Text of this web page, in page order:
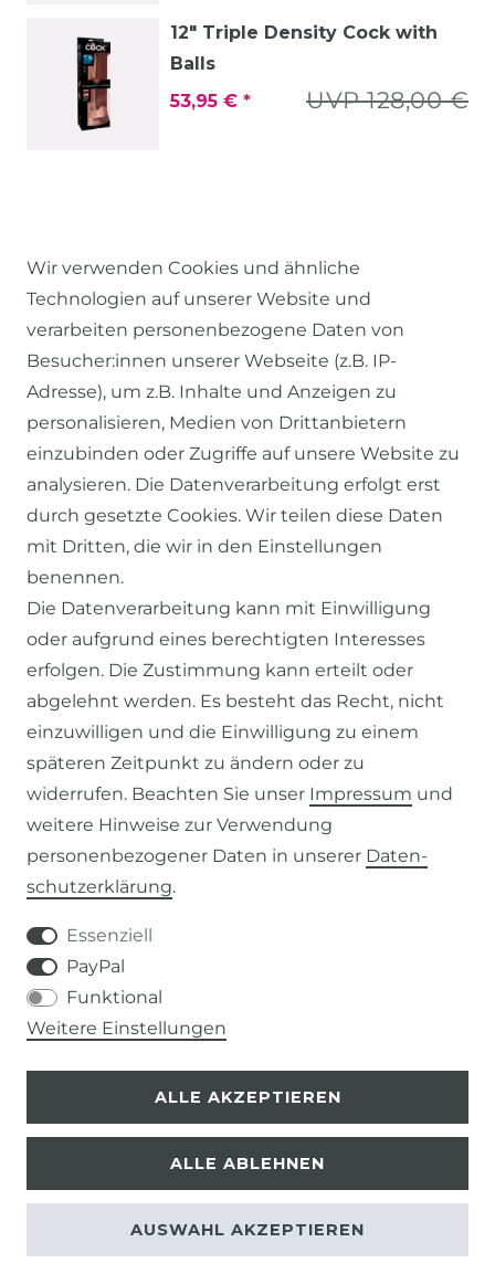
12" Triple Density Cock with
Balls
UVP 128,00 €
53,95 € *
RECHTLICHES
AGB
WIDERRUFSRECHT
DATENSCHUTZERKLÄRUNG
IMPRESSUM
SERVICE
ZAHLUNG & VERSAND
KONTAKT
VERTRAG WIDERRUFEN
KONTAKT
+49 (0) 9453 / 302130
info@despre.de
© 2026 Despre| Design by neoprisma
Gem. §19 UStG wird die Mehrwertsteuer in der Rechnung
nicht ausgewiesen.
Wir verwenden Cookies und ähnliche
Technologien auf unserer Website und
verarbeiten personenbezogene Daten von
Besucher:innen unserer Webseite (z.B. IP-
Adresse), um z.B. Inhalte und Anzeigen zu
personalisieren, Medien von Drittanbietern
einzubinden oder Zugriffe auf unsere Website zu
analysieren. Die Datenverarbeitung erfolgt erst
durch gesetzte Cookies. Wir teilen diese Daten
mit Dritten, die wir in den Einstellungen
benennen.
Die Datenverarbeitung kann mit Einwilligung
oder aufgrund eines berechtigten Interesses
erfolgen. Die Zustimmung kann erteilt oder
abgelehnt werden. Es besteht das Recht, nicht
einzuwilligen und die Einwilligung zu einem
späteren Zeitpunkt zu ändern oder zu
widerrufen. Beachten Sie unser Impressum und
weitere Hinweise zur Verwendung
personenbezogener Daten in unserer Daten­
schutz­erklärung.
Essenziell
PayPal
Funktional
Weitere Einstellungen
ALLE AKZEPTIEREN
ALLE ABLEHNEN
AUSWAHL AKZEPTIEREN